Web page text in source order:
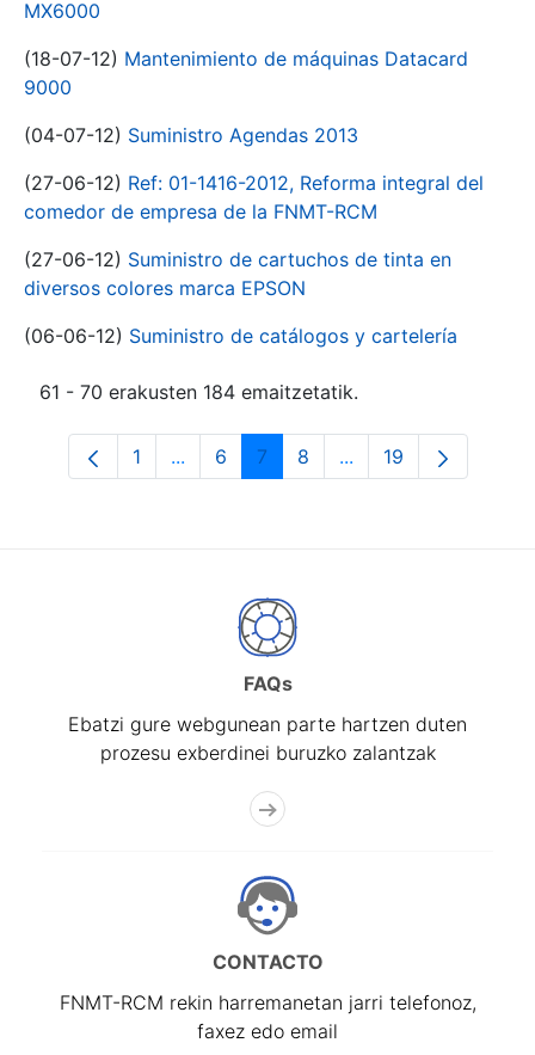
MX6000
(18-07-12) Mantenimiento de máquinas Datacard
9000
(04-07-12) Suministro Agendas 2013
(27-06-12) Ref: 01-1416-2012, Reforma integral del
comedor de empresa de la FNMT-RCM
(27-06-12) Suministro de cartuchos de tinta en
diversos colores marca EPSON
(06-06-12) Suministro de catálogos y cartelería
61 - 70 erakusten 184 emaitzetatik.
Orrialdea
1 ...Intermediate Pages Use TAB to
Orrialdea
6 Orrialdea
7 Orrialdea
8 ...Intermediate Pages
Orrialdea
19
FAQs
Ebatzi gure webgunean parte hartzen duten
prozesu exberdinei buruzko zalantzak
CONTACTO
FNMT-RCM rekin harremanetan jarri telefonoz,
faxez edo email